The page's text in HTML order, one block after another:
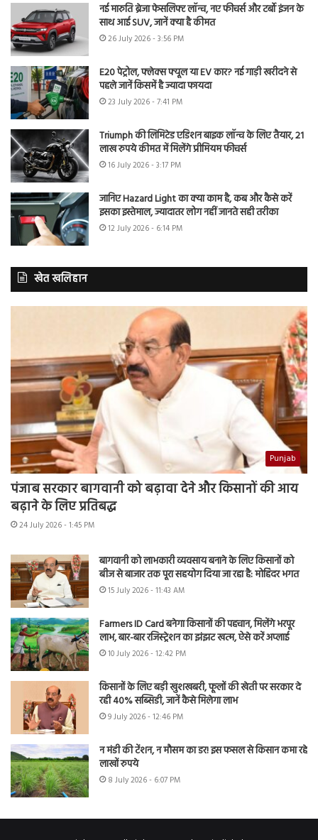
नई मारुति ब्रेजा फेसलिफ्ट लॉन्च, नए फीचर्स और टर्बो इंजन के
साथ आई SUV, जानें क्या है कीमत
26 July 2026 - 3:56 PM
E20 पेट्रोल, फ्लेक्स फ्यूल या EV कार? नई गाड़ी खरीदने से
पहले जानें किसमें है ज्यादा फायदा
23 July 2026 - 7:41 PM
Triumph की लिमिटेड एडिशन बाइक लॉन्च के लिए तैयार, 21
लाख रुपये कीमत में मिलेंगे प्रीमियम फीचर्स
16 July 2026 - 3:17 PM
जानिए Hazard Light का क्या काम है, कब और कैसे करें
इसका इस्तेमाल, ज्यादातर लोग नहीं जानते सही तरीका
12 July 2026 - 6:14 PM
खेत खलिहान
Punjab
पंजाब सरकार बागवानी को बढ़ावा देने और किसानों की आय
बढ़ाने के लिए प्रतिबद्ध
24 July 2026 - 1:45 PM
बागवानी को लाभकारी व्यवसाय बनाने के लिए किसानों को
बीज से बाजार तक पूरा सहयोग दिया जा रहा है: मोहिंदर भगत
15 July 2026 - 11:43 AM
Farmers ID Card बनेगा किसानों की पहचान, मिलेंगे भरपूर
लाभ, बार-बार रजिस्ट्रेशन का झंझट खत्म, ऐसे करें अप्लाई
10 July 2026 - 12:42 PM
किसानों के लिए बड़ी खुशखबरी, फूलों की खेती पर सरकार दे
रही 40% सब्सिडी, जानें कैसे मिलेगा लाभ
9 July 2026 - 12:46 PM
न मंडी की टेंशन, न मौसम का डर! इस फसल से किसान कमा रहे
लाखों रुपये
8 July 2026 - 6:07 PM